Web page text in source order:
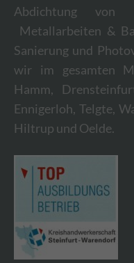
Abdichtung von
Metallarbeiten &
Sanierung und
wir im gesamten
Hamm,
Ennigerloh, Telgte,
Hiltrup und Oelde.